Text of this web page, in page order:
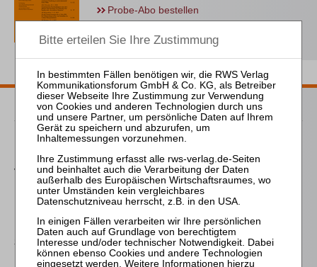
Probe-Abo bestellen
Passende Bücher
Die Verwirkung der
Vergütung des
Insolvenzverwalters
Die begrenzte
Schiedsbindung des
Insolvenzverwalters